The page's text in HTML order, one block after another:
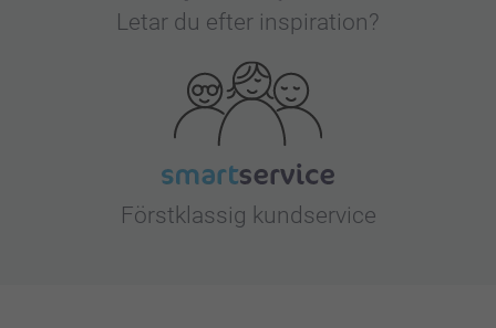
Letar du efter inspiration?
Förstklassig kundservice